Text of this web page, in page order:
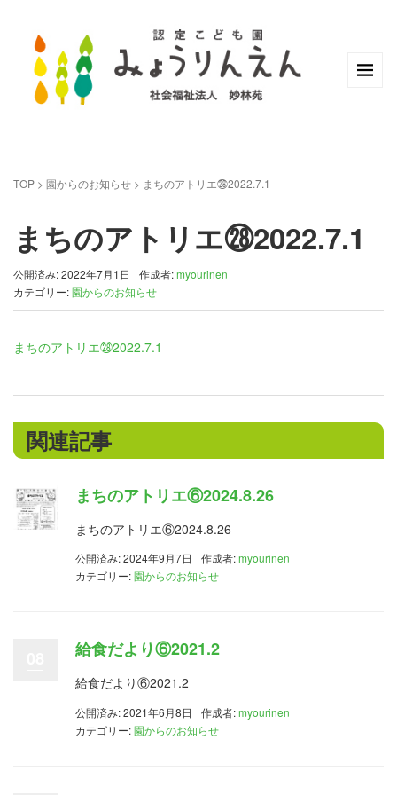
TOP > 園からのお知らせ > まちのアトリエ㉘2022.7.1
まちのアトリエ㉘2022.7.1
公開済み: 2022年7月1日 作成者:myourinen
カテゴリー:園からのお知らせ
まちのアトリエ㉘2022.7.1
関連記事
まちのアトリエ⑥2024.8.26
まちのアトリエ⑥2024.8.26
公開済み: 2024年9月7日 作成者:myourinen
カテゴリー:園からのお知らせ
給食だより⑥2021.2
給食だより⑥2021.2
公開済み: 2021年6月8日 作成者:myourinen
カテゴリー:園からのお知らせ